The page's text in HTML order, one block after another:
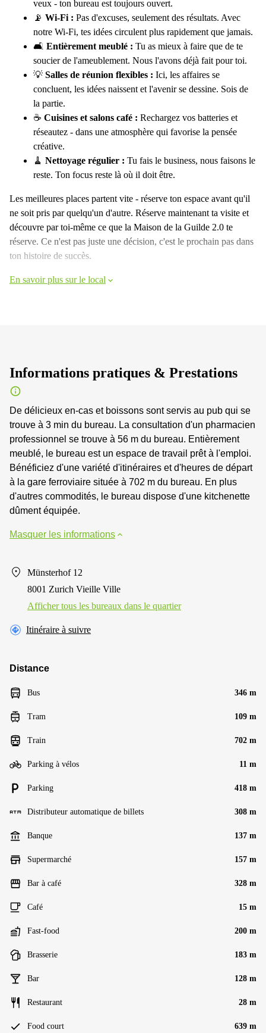
veux - ton bureau est toujours ouvert.
📡 Wi-Fi : Pas d'excuses, seulement des résultats. Avec
notre Wi-Fi, tes idées circulent plus rapidement que jamais.
🛋️ Entièrement meublé : Tu as mieux à faire que de te
soucier de l'ameublement. Nous l'avons déjà fait pour toi.
💡 Salles de réunion flexibles : Ici, les affaires se
concluent, les idées naissent et l'avenir se dessine. Sois de
la partie.
☕ Cuisines et salons café : Rechargez vos batteries et
réseautez - dans une atmosphère qui favorise la pensée
créative.
🧹 Nettoyage régulier : Tu fais le business, nous faisons le
reste. Ton focus reste là où il doit être.
Les meilleures places partent vite - réserve ton espace avant qu'il
ne soit pris par quelqu'un d'autre. Réserve maintenant ta visite et
découvre par toi-même ce que la Maison de la Guilde 2.0 te
réserve. Ce n'est pas juste une décision, c'est le prochain pas dans
ton histoire de succès.
En savoir plus sur le local
Informations pratiques & Prestations
De délicieux en-cas et boissons sont servis au pub qui se
trouve à 3 min du bureau. La consultation d'un pharmacien
professionnel se trouve à 56 m du bureau. Entièrement
meublé, le bureau est un espace de travail prêt à l'emploi.
Bénéficiez d'une variété d'itinéraires et d'heures de départ
à la gare ferroviaire située à 702 m du bureau. En plus
d'autres commodités, le bureau dispose d'une kitchenette
dûment équipée.
Masquer les informations
Münsterhof 12
8001 Zurich Vieille Ville
Afficher tous les bureaux dans le quartier
Itinéraire à suivre
Distance
Bus 346 m
Tram 109 m
Train 702 m
Parking à vélos 11 m
Parking 418 m
Distributeur automatique de billets 308 m
Banque 137 m
Supermarché 157 m
Bar à café 328 m
Café 15 m
Fast-food 200 m
Brasserie 183 m
Bar 128 m
Restaurant 28 m
Food court 639 m